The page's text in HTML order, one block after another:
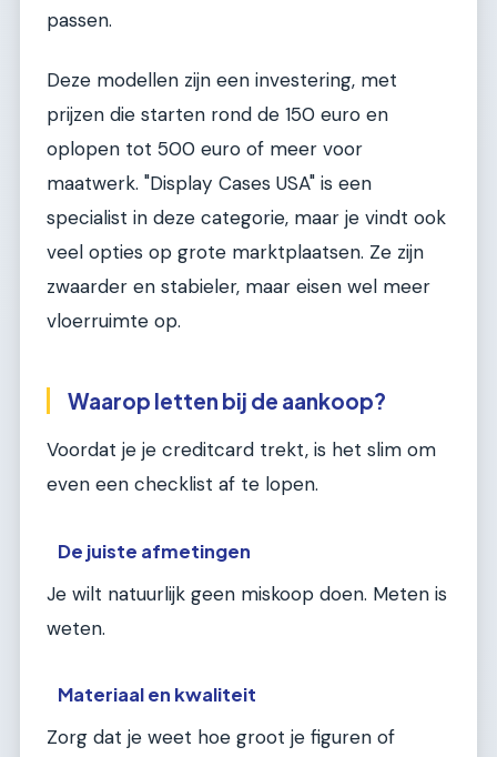
passen.
Deze modellen zijn een investering, met
prijzen die starten rond de 150 euro en
oplopen tot 500 euro of meer voor
maatwerk. "Display Cases USA" is een
specialist in deze categorie, maar je vindt ook
veel opties op grote marktplaatsen. Ze zijn
zwaarder en stabieler, maar eisen wel meer
vloerruimte op.
Waarop letten bij de aankoop?
Voordat je je creditcard trekt, is het slim om
even een checklist af te lopen.
De juiste afmetingen
Je wilt natuurlijk geen miskoop doen. Meten is
weten.
Materiaal en kwaliteit
Zorg dat je weet hoe groot je figuren of